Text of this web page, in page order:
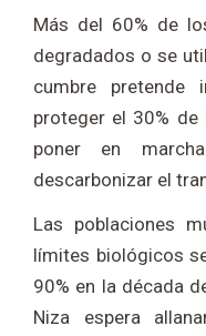
Más del 60% de
degradados o se
cumbre pretende
proteger el 30%
poner en
descarbonizar el
Las poblaciones
límites biológicos
90% en la década
Niza espera